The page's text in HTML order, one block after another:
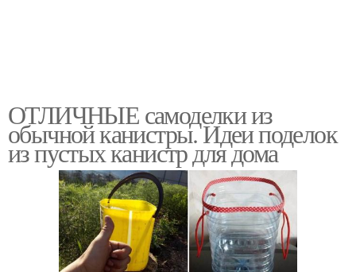
ОТЛИЧНЫЕ самоделки из
обычной канистры. Идеи поделок
из пустых канистр для дома